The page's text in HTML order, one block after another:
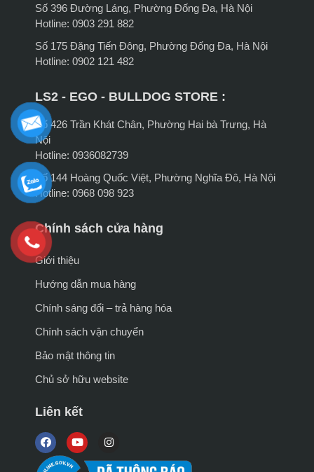
Số 396 Đường Láng, Phường Đống Đa, Hà Nội
Hotline: 0903 291 882
Số 175 Đặng Tiến Đông, Phường Đống Đa, Hà Nội
Hotline: 0902 121 482
LS2 - EGO - BULLDOG STORE :
Số 426 Trần Khát Chân, Phường Hai bà Trưng, Hà
Nội
Hotline: 0936082739
Số 144 Hoàng Quốc Việt, Phường Nghĩa Đô, Hà Nội
Hotline: 0968 098 923
Chính sách cửa hàng
Giới thiệu
Hướng dẫn mua hàng
Chính sáng đổi – trả hàng hóa
Chính sách vận chuyển
Bảo mật thông tin
Chủ sở hữu website
Liên kết